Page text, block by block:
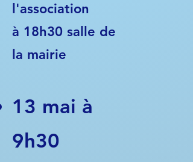
l'association​
à 18h30 salle de
la mairie
13 mai à
9h30